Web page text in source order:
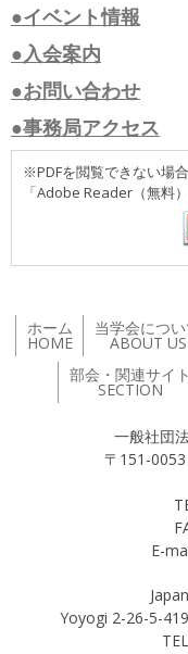
●イベント情報
●入会案内
●お問い合わせ
●事務局アクセス
※PDFを閲覧できない場
「Adobe Reader（無料
ホーム
HOME
当学会につい
ABOUT US
部会・関連サイト
SECTION
一般社団
〒151-
バロ
E-
Yoyogi 2-26-5-